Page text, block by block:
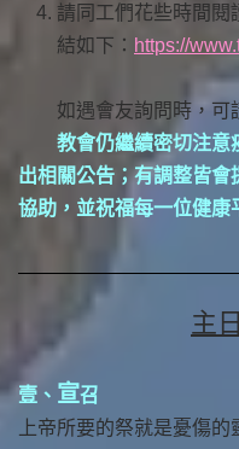
請同工們花些時間閱
結如下： https://
如遇會友詢問時，可
教會仍繼續密切注意
出相關公告；有調整皆
協助，並祝福每一位健康
主
壹、 宣召
上帝所要的祭就是憂傷的